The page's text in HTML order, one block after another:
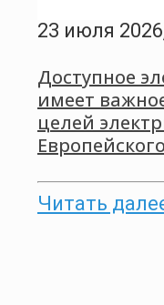
23 июля
Доступное
имеет
целей
Читать